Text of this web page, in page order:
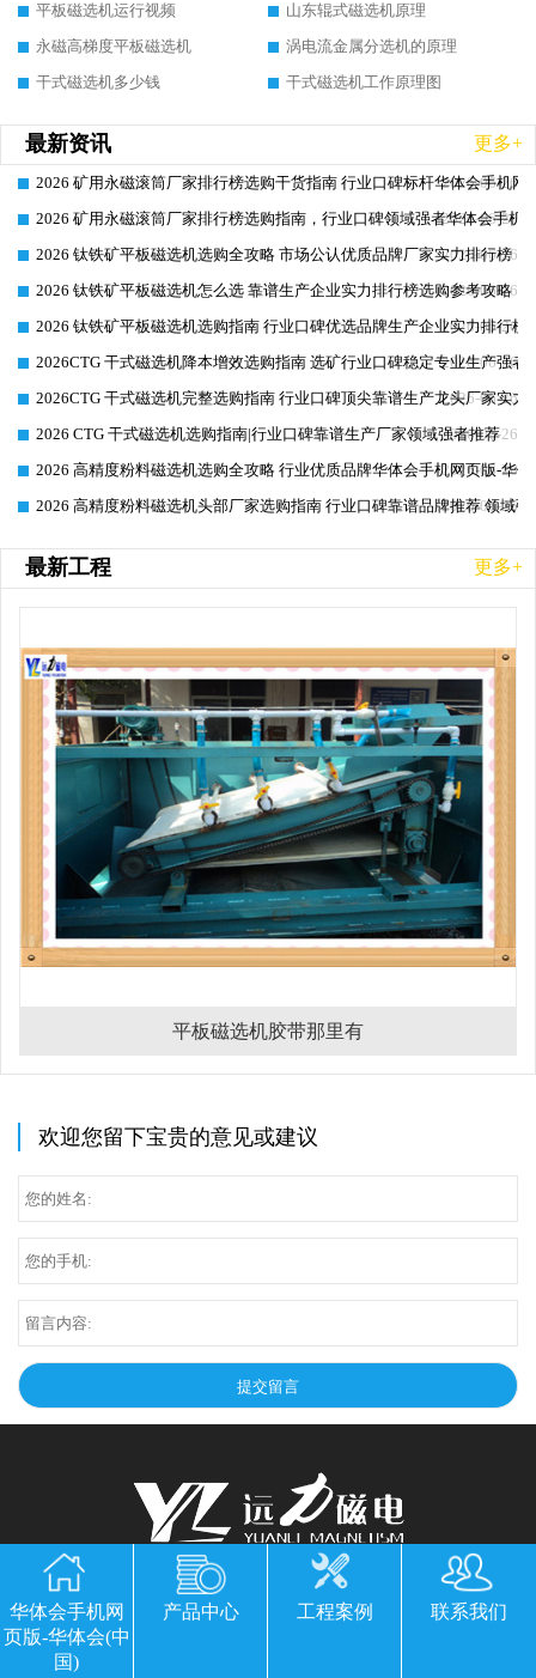
平板磁选机运行视频
山东辊式磁选机原理
永磁高梯度平板磁选机
涡电流金属分选机的原理
干式磁选机多少钱
干式磁选机工作原理图
最新资讯 更多+
2026-06-26
2026 矿用永磁滚筒厂家排行榜选购干货指南 行业口碑标杆华体会手机网
2026-06-26
2026 矿用永磁滚筒厂家排行榜选购指南，行业口碑领域强者华体会手机
2026-06-26
2026 钛铁矿平板磁选机选购全攻略 市场公认优质品牌厂家实力排行榜
2026-06-26
2026 钛铁矿平板磁选机怎么选 靠谱生产企业实力排行榜选购参考攻略
2026-06-26
2026 钛铁矿平板磁选机选购指南 行业口碑优选品牌生产企业实力排行榜
2026-06-26
2026CTG 干式磁选机降本增效选购指南 选矿行业口碑稳定专业生产强者
2026-06-26
2026CTG 干式磁选机完整选购指南 行业口碑顶尖靠谱生产龙头厂家实力
2026-06-26
2026 CTG 干式磁选机选购指南|行业口碑靠谱生产厂家领域强者推荐
2026-06-26
2026 高精度粉料磁选机选购全攻略 行业优质品牌华体会手机网页版-华
2026-06-26
2026 高精度粉料磁选机头部厂家选购指南 行业口碑靠谱品牌推荐 领域
最新工程 更多+
平板磁选机胶带那里有
欢迎您留下宝贵的意见或建议
华体会手机网页版-华体会(中国)
公司地址：山东临朐县经济开发区北环路
电话：13869611251 郭经理 微信同号
华体会手机网
页版-华体会(中
国)
产品中心 工程案例 联系我们